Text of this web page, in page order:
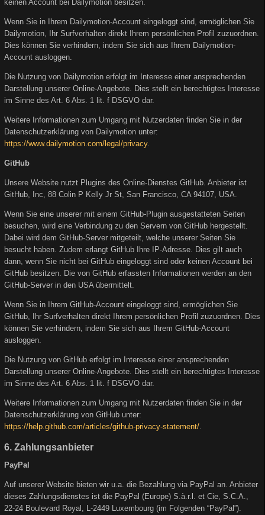
keinen Account bei Dailymotion besitzen.
Wenn Sie in Ihrem Dailymotion-Account eingeloggt sind, ermöglichen Sie
Dailymotion, Ihr Surfverhalten direkt Ihrem persönlichen Profil zuzuordnen.
Dies können Sie verhindern, indem Sie sich aus Ihrem Dailymotion-
Account ausloggen.
Die Nutzung von Dailymotion erfolgt im Interesse einer ansprechenden
Darstellung unserer Online-Angebote. Dies stellt ein berechtigtes Interesse
im Sinne des Art. 6 Abs. 1 lit. f DSGVO dar.
Weitere Informationen zum Umgang mit Nutzerdaten finden Sie in der
Datenschutzerklärung von Dailymotion unter:
https://www.dailymotion.com/legal/privacy.
GitHub
Unsere Website nutzt Plugins des Online-Dienstes GitHub. Anbieter ist
GitHub, Inc, 88 Colin P Kelly Jr St, San Francisco, CA 94107, USA.
Wenn Sie eine unserer mit einem GitHub-Plugin ausgestatteten Seiten
besuchen, wird eine Verbindung zu den Servern von GitHub hergestellt.
Dabei wird dem GitHub-Server mitgeteilt, welche unserer Seiten Sie
besucht haben. Zudem erlangt GitHub Ihre IP-Adresse. Dies gilt auch
dann, wenn Sie nicht bei GitHub eingeloggt sind oder keinen Account bei
GitHub besitzen. Die von GitHub erfassten Informationen werden an den
GitHub-Server in den USA übermittelt.
Wenn Sie in Ihrem GitHub-Account eingeloggt sind, ermöglichen Sie
GitHub, Ihr Surfverhalten direkt Ihrem persönlichen Profil zuzuordnen. Dies
können Sie verhindern, indem Sie sich aus Ihrem GitHub-Account
ausloggen.
Die Nutzung von GitHub erfolgt im Interesse einer ansprechenden
Darstellung unserer Online-Angebote. Dies stellt ein berechtigtes Interesse
im Sinne des Art. 6 Abs. 1 lit. f DSGVO dar.
Weitere Informationen zum Umgang mit Nutzerdaten finden Sie in der
Datenschutzerklärung von GitHub unter:
https://help.github.com/articles/github-privacy-statement/
6. Zahlungsanbieter
PayPal
Auf unserer Website bieten wir u.a. die Bezahlung via PayPal an. Anbieter
dieses Zahlungsdienstes ist die PayPal (Europe) S.à.r.l. et Cie, S.C.A.,
22-24 Boulevard Royal, L-2449 Luxembourg (im Folgenden “PayPal”).